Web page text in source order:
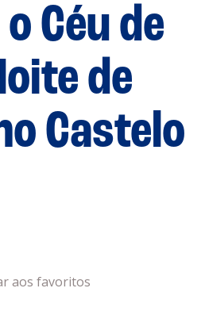
de Privacidade
Céu de
de
Castelo
aos favoritos